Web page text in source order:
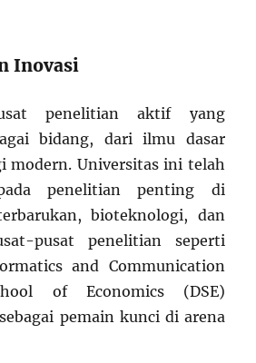
Inovasi
penelitian aktif yang
bidang, dari ilmu dasar
modern. Universitas ini telah
penelitian penting di
bioteknologi, dan
pusat penelitian seperti
and Communication
of Economics (DSE)
pemain kunci di arena